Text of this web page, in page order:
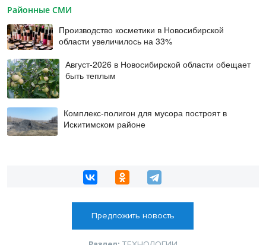
Районные СМИ
Производство косметики в Новосибирской
области увеличилось на 33%
Август-2026 в Новосибирской области обещает
быть теплым
Комплекс-полигон для мусора построят в
Искитимском районе
Предложить новость